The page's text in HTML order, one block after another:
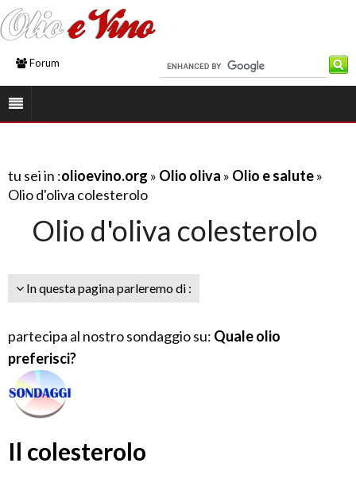
Forum
tu sei in :olioevino.org » Olio oliva » Olio e salute»
Olio d'oliva colesterolo
Olio d'oliva colesterolo
In questa pagina parleremo di :
partecipa al nostro sondaggio su: Quale olio
preferisci?
Il colesterolo